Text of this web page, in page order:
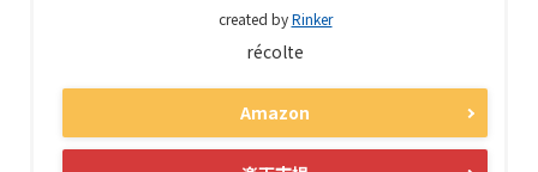
created byRinker
récolte
Amazon